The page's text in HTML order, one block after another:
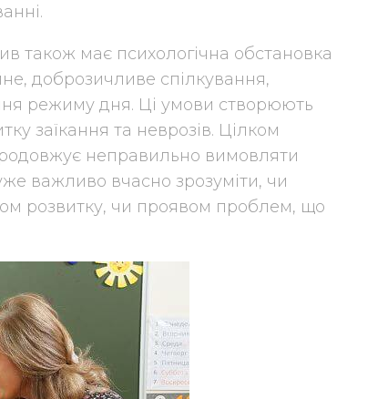
також має психологічна обстановка
доброзичливе спілкування,
режиму дня. Ці умови створюють
заїкання та неврозів. Цілком
неправильно вимовляти
важливо вчасно зрозуміти, чи
розвитку, чи проявом проблем, що